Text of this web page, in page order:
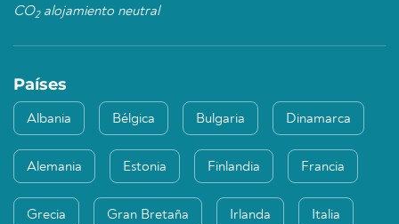
CO2alojamiento neutral
Países
Albania Bélgica Bulgaria Dinamarca
Alemania Estonia Finlandia Francia
Grecia Gran Bretaña Irlanda Italia